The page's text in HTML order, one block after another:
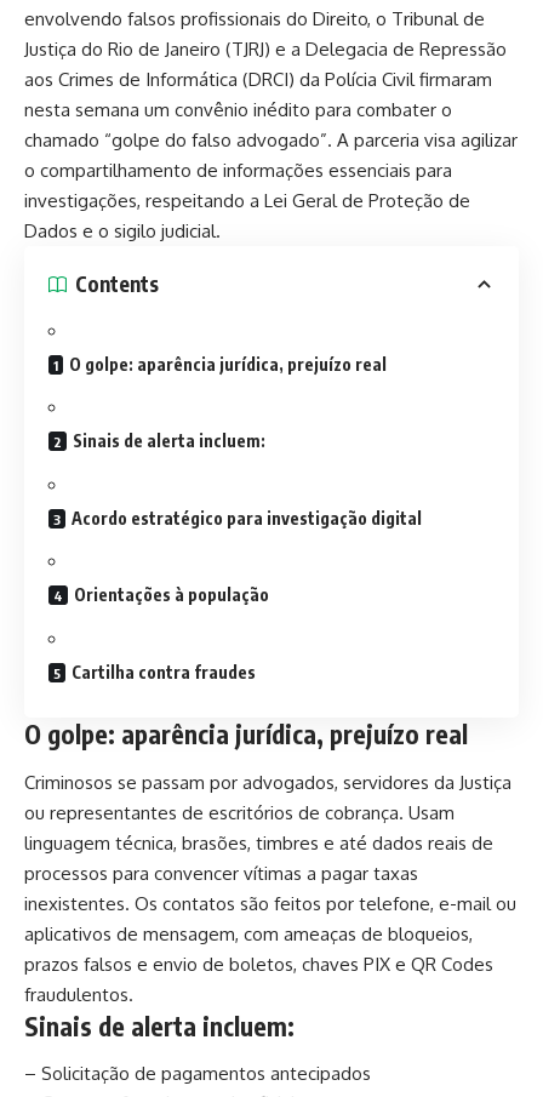
envolvendo falsos profissionais do Direito, o Tribunal de
Justiça do Rio de Janeiro (TJRJ) e a Delegacia de Repressão
aos Crimes de Informática (DRCI) da Polícia Civil firmaram
nesta semana um convênio inédito para combater o
chamado “golpe do falso advogado”. A parceria visa agilizar
o compartilhamento de informações essenciais para
investigações, respeitando a Lei Geral de Proteção de
Dados e o sigilo judicial.
Contents
O golpe: aparência jurídica, prejuízo real
Sinais de alerta incluem:
Acordo estratégico para investigação digital
Orientações à população
Cartilha contra fraudes
O golpe: aparência jurídica, prejuízo real
Criminosos se passam por advogados, servidores da Justiça
ou representantes de escritórios de cobrança. Usam
linguagem técnica, brasões, timbres e até dados reais de
processos para convencer vítimas a pagar taxas
inexistentes. Os contatos são feitos por telefone, e-mail ou
aplicativos de mensagem, com ameaças de bloqueios,
prazos falsos e envio de boletos, chaves PIX e QR Codes
fraudulentos.
Sinais de alerta incluem:
– Solicitação de pagamentos antecipados